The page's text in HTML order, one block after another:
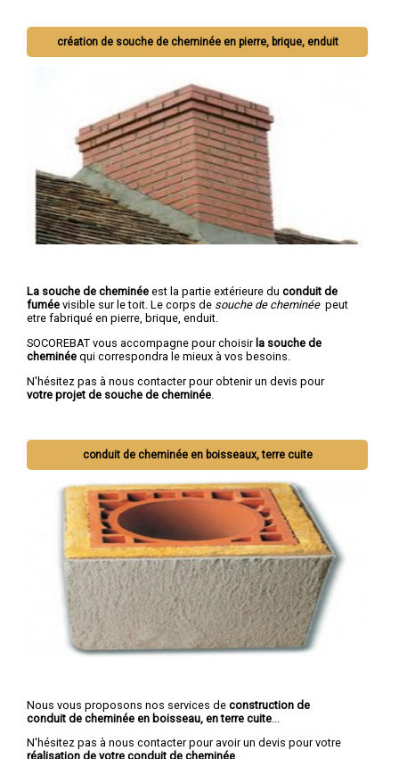
création de souche de cheminée en pierre, brique, enduit
La souche de cheminée est la partie extérieure du conduit de
fumée visible sur le toit. Le corps de souche de cheminéepeut
etre fabriqué en pierre, brique, enduit.
SOCOREBAT vous accompagne pour choisir la souche de
cheminée qui correspondra le mieux à vos besoins.
N'hésitez pas à nous contacter pour obtenir un devis pour
votre projet de souche de cheminée.
conduit de cheminée en boisseaux, terre cuite
Nous vous proposons nos services de construction de
conduit de cheminée en boisseau, en terre cuite
N'hésitez pas à nous contacter pour avoir un devis pour votre
réalisation de votre conduit de cheminée.